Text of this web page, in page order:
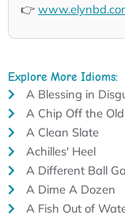
👉
Explore More Idioms:
A Blessing in
A Chip Off the
A Clean Slate
Achilles' Heel
A Different Ball
A Dime A Dozen
A Fish Out of